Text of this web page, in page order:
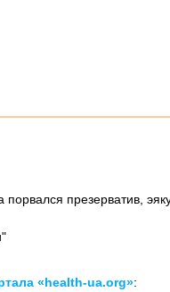
порвался презерватив,
«health-ua.org»: